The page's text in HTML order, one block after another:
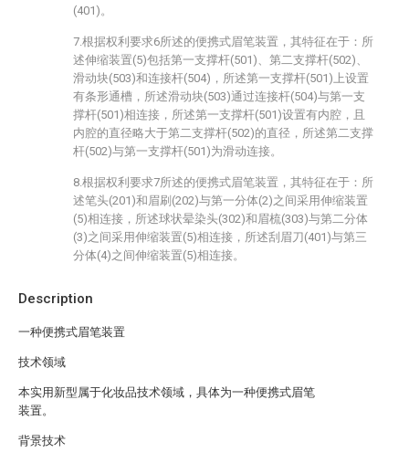
Description
一种便携式眉笔装置
技术领域
本实用新型属于化妆品技术领域，具体为一种便携式眉笔
装置。
背景技术
(401)。
7.根据权利要求6所述的便携式眉笔装置，其特征在于：所
述伸缩装置(5)包括第一支撑杆(501)、第二支撑杆(502)、
滑动块(503)和连接杆(504)，所述第一支撑杆(501)上设置
有条形通槽，所述滑动块(503)通过连接杆(504)与第一支
撑杆(501)相连接，所述第一支撑杆(501)设置有内腔，且
内腔的直径略大于第二支撑杆(502)的直径，所述第二支撑
杆(502)与第一支撑杆(501)为滑动连接。
8.根据权利要求7所述的便携式眉笔装置，其特征在于：所
述笔头(201)和眉刷(202)与第一分体(2)之间采用伸缩装置
(5)相连接，所述球状晕染头(302)和眉梳(303)与第二分体
(3)之间采用伸缩装置(5)相连接，所述刮眉刀(401)与第三
分体(4)之间伸缩装置(5)相连接。